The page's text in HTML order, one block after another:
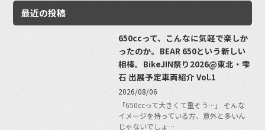
最近の投稿
650ccって、こんなに気軽で楽しか
ったのか。BEAR 650という新しい
相棒。BikeJIN祭り2026@東北・雫
石 出展予定車両紹介 Vol.1
2026/08/06
「650ccって大きくて重そう…」 そんな
イメージを持っている方、意外と多いん
じゃないでしょ…